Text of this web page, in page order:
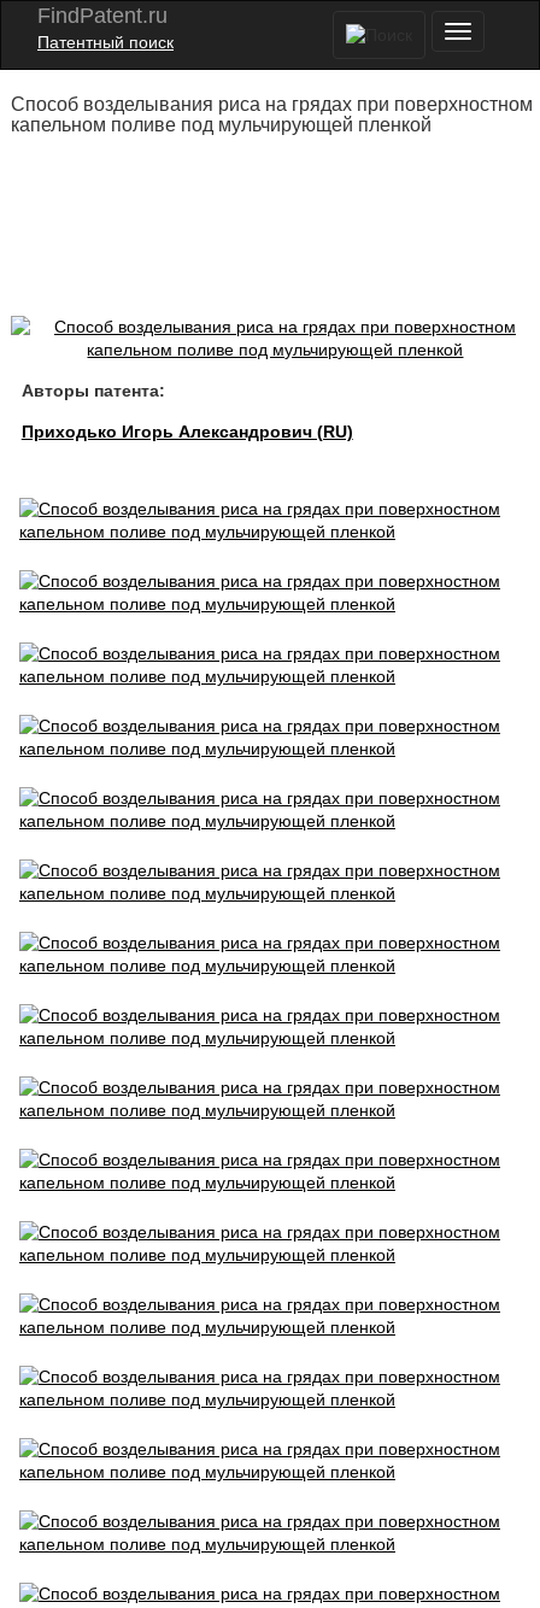
FindPatent.ru
Патентный поиск
Способ возделывания риса на грядах при поверхностном
капельном поливе под мульчирующей пленкой
Авторы патента:
Приходько Игорь Александрович (RU)